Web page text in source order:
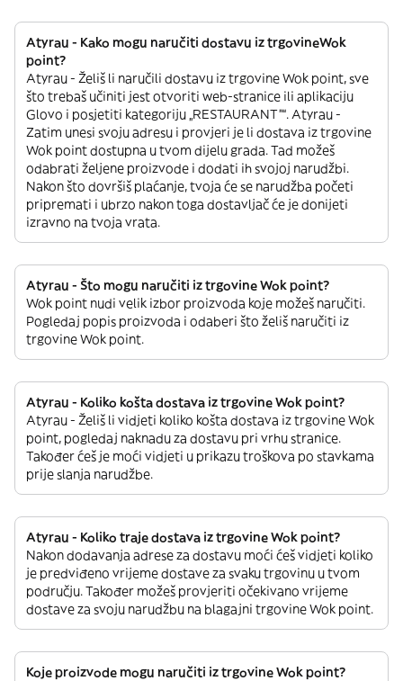
Atyrau - Kako mogu naručiti dostavu iz trgovineWok
point?
Atyrau - Želiš li naručili dostavu iz trgovine Wok point, sve
što trebaš učiniti jest otvoriti web-stranice ili aplikaciju
Glovo i posjetiti kategoriju „RESTAURANT”“. Atyrau -
Zatim unesi svoju adresu i provjeri je li dostava iz trgovine
Wok point dostupna u tvom dijelu grada. Tad možeš
odabrati željene proizvode i dodati ih svojoj narudžbi.
Nakon što dovršiš plaćanje, tvoja će se narudžba početi
pripremati i ubrzo nakon toga dostavljač će je donijeti
izravno na tvoja vrata.
Atyrau - Što mogu naručiti iz trgovine Wok point?
Wok point nudi velik izbor proizvoda koje možeš naručiti.
Pogledaj popis proizvoda i odaberi što želiš naručiti iz
trgovine Wok point.
Atyrau - Koliko košta dostava iz trgovine Wok point?
Atyrau - Želiš li vidjeti koliko košta dostava iz trgovine Wok
point, pogledaj naknadu za dostavu pri vrhu stranice.
Također ćeš je moći vidjeti u prikazu troškova po stavkama
prije slanja narudžbe.
Atyrau - Koliko traje dostava iz trgovine Wok point?
Nakon dodavanja adrese za dostavu moći ćeš vidjeti koliko
je predviđeno vrijeme dostave za svaku trgovinu u tvom
području. Također možeš provjeriti očekivano vrijeme
dostave za svoju narudžbu na blagajni trgovine Wok point.
Koje proizvode mogu naručiti iz trgovine Wok point?